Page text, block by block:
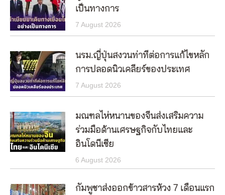
เป็นทางการ
7 August 2026
นรม.ญี่ปุ่นสงวนท่าทีต่อการแก้ไขหลัก
การปลอดนิวเคลียร์ของประเทศ
7 August 2026
มณฑลไห่หนานของจีนส่งเสริมความ
ร่วมมือด้านเศรษฐกิจกับไทยและ
อินโดนีเซีย
6 August 2026
กัมพูชาส่งออกข้าวสารห้วง 7 เดือนแรก